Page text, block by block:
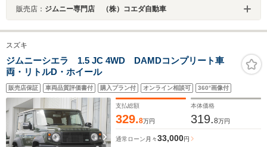
販売店： ジムニー専門店 （株）コエダ自動車
スズキ
ジムニーシエラ 1.5 JC 4WD DAMDコンプリート車
両・リトルD・ホイール
販売店保証 車両品質評価書付 購入プラン付 オンライン相談可 360°画像付
支払総額
329.8万円
本体価格
319.8万円
通常ローン 月々33,000円